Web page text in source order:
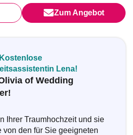
Zum Angebot
Lena!
of Wedding
Ihrer Traumhochzeit und sie
von den für Sie geeigneten